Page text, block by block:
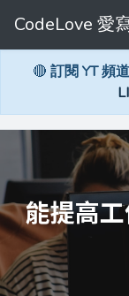
CodeLove 愛
🔴 訂閱 YT 頻